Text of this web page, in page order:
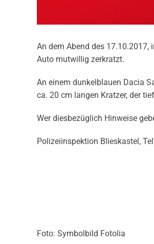
An dem Abend des 17.10.2017,
Auto mutwillig zerkratzt.
An einem dunkelblauen Dacia
ca. 20 cm langen Kratzer, der
Wer diesbezüglich Hinweise
Polizeiinspektion Blieskastel,
Foto: Symbolbild Fotolia